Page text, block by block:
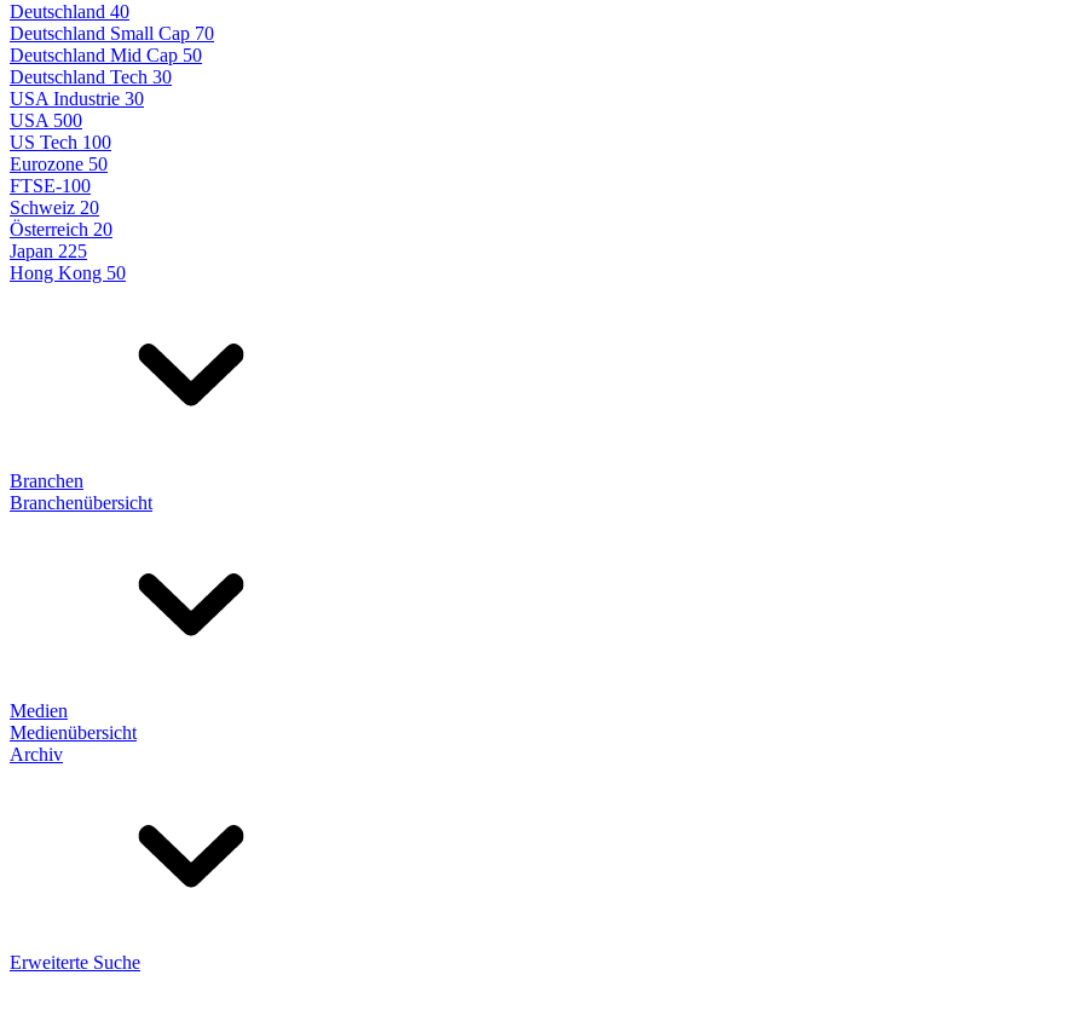
Deutschland 40
Deutschland Small Cap 70
Deutschland Mid Cap 50
Deutschland Tech 30
USA Industrie 30
USA 500
US Tech 100
Eurozone 50
FTSE-100
Schweiz 20
Österreich 20
Japan 225
Hong Kong 50
Branchen
Branchenübersicht
Medien
Medienübersicht
Archiv
Erweiterte Suche